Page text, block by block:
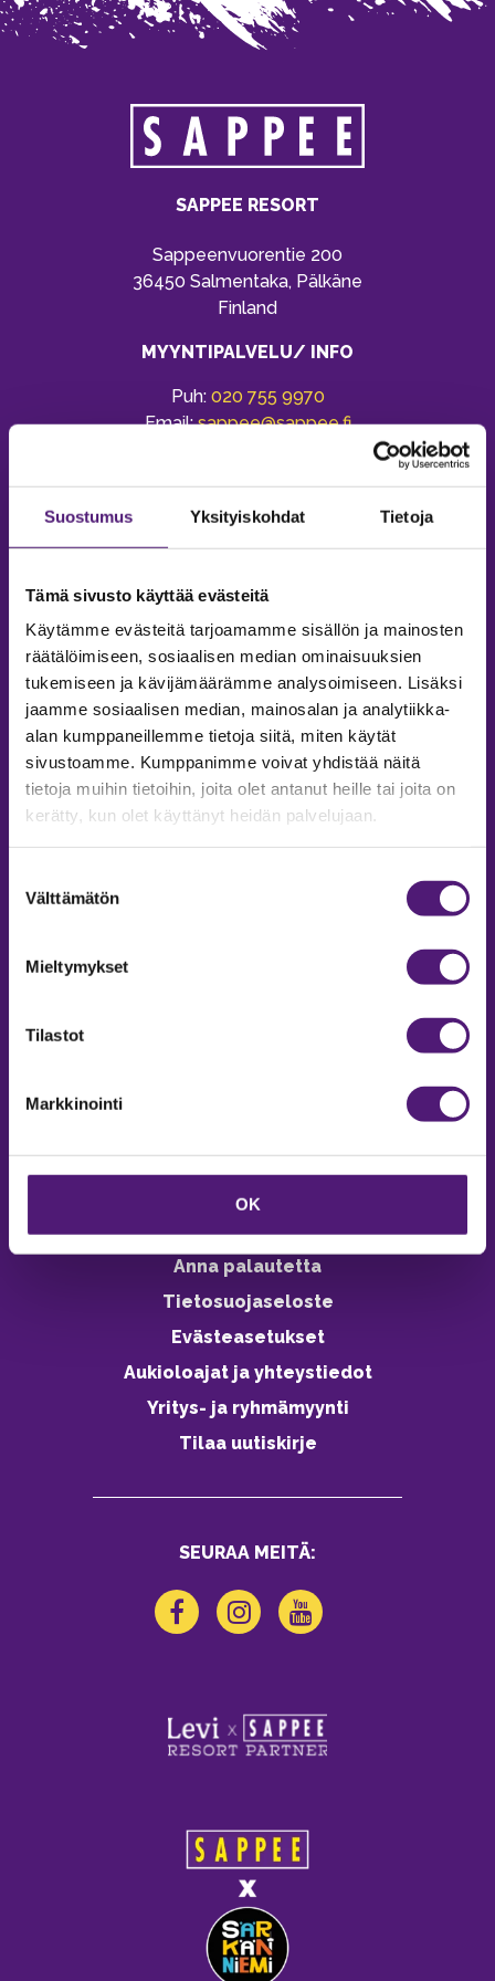
Suostumus Yksityiskohdat Tietoja
Tämä sivusto käyttää evästeitä
Käytämme evästeitä tarjoamamme sisällön ja mainosten
räätälöimiseen, sosiaalisen median ominaisuuksien
tukemiseen ja kävijämäärämme analysoimiseen. Lisäksi
jaamme sosiaalisen median, mainosalan ja analytiikka-
alan kumppaneillemme tietoja siitä, miten käytät
sivustoamme. Kumppanimme voivat yhdistää näitä
tietoja muihin tietoihin, joita olet antanut heille tai joita on
kerätty, kun olet käyttänyt heidän palvelujaan.
valinta
Välttämätön
Mieltymykset
Tilastot
Markkinointi
OK
SAPPEE RESORT
Sappeenvuorentie 200
36450 Salmentaka, Pälkäne
Finland
MYYNTIPALVELU/ INFO
Puh: 020 755 9970
Email:sappee@sappee.fi
MAJOITUS
Tiedustelut & Varaukset
Vastuullisuus
Ympäristöohjelma
Avoimet työpaikat
Anna palautetta
Tietosuojaseloste
Evästeasetukset
Aukioloajat ja yhteystiedot
Yritys- ja ryhmämyynti
Tilaa uutiskirje
SEURAA MEITÄ: